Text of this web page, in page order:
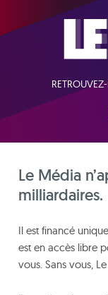
Le Média
milliardaires.
Il est financé
est en accès libre
vous. Sans vous,